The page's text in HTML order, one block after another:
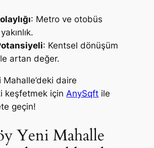
: Metro ve otobüs
: Kentsel dönüşüm
artan değer.
Mahalle’deki daire
keşfetmek içinAnySqft ile
geçin!
Yeni Mahalle